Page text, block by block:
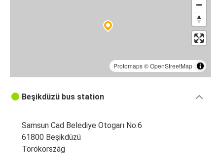
Protomaps©OpenStreetMap
Beşikdüzü bus station
Samsun Cad Belediye Otogarı No:6
61800 Beşikdüzü
Törökország